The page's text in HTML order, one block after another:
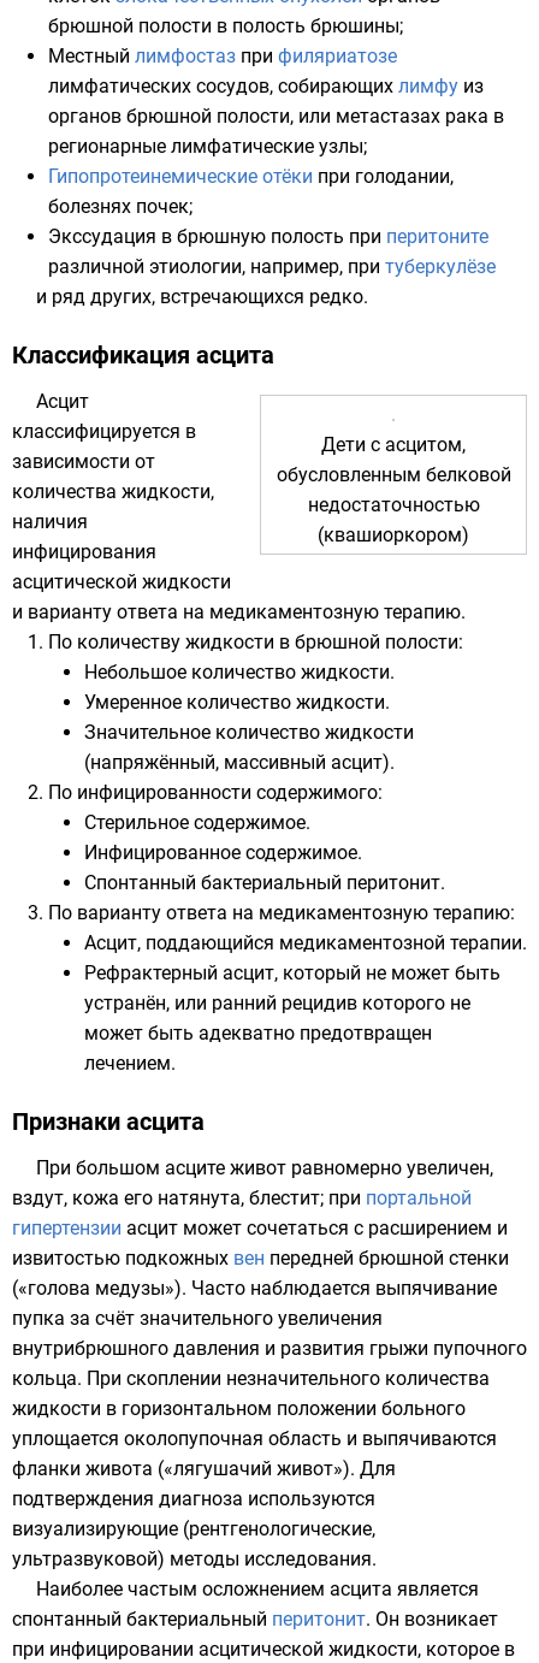
брюшной полости в полость брюшины;
Местный лимфостаз при филяриатозе
лимфатических сосудов, собирающих лимфу из
органов брюшной полости, или метастазах рака в
регионарные лимфатические узлы;
Гипопротеинемические отёки при голодании,
болезнях почек;
Экссудация в брюшную полость при перитоните
различной этиологии, например, при туберкулёзе
и ряд других, встречающихся редко.
Классификация асцита
Дети с асцитом,
обусловленным белковой
недостаточностью
(квашиоркором)
Асцит
классифицируется в
зависимости от
количества жидкости,
наличия
инфицирования
асцитической жидкости
и варианту ответа на медикаментозную терапию.
По количеству жидкости в брюшной полости:
Небольшое количество жидкости.
Умеренное количество жидкости.
Значительное количество жидкости
(напряжённый, массивный асцит).
По инфицированности содержимого:
Стерильное содержимое.
Инфицированное содержимое.
Спонтанный бактериальный перитонит.
По варианту ответа на медикаментозную терапию:
Асцит, поддающийся медикаментозной терапии.
Рефрактерный асцит, который не может быть
устранён, или ранний рецидив которого не
может быть адекватно предотвращен
лечением.
Признаки асцита
При большом асците живот равномерно увеличен,
вздут, кожа его натянута, блестит; при портальной
гипертензии асцит может сочетаться с расширением и
извитостью подкожных вен передней брюшной стенки
(«голова медузы»). Часто наблюдается выпячивание
пупка за счёт значительного увеличения
внутрибрюшного давления и развития грыжи пупочного
кольца. При скоплении незначительного количества
жидкости в горизонтальном положении больного
уплощается околопупочная область и выпячиваются
фланки живота («лягушачий живот»). Для
подтверждения диагноза используются
визуализирующие (рентгенологические,
ультразвуковой) методы исследования.
Наиболее частым осложнением асцита является
спонтанный бактериальный перитонит. Он возникает
при инфицировании асцитической жидкости, которое в